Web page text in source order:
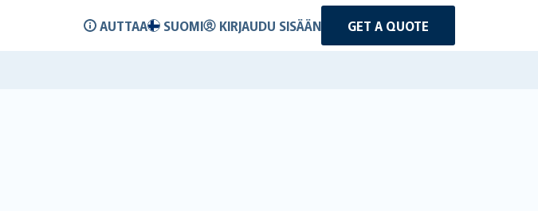
AUTTAA SUOMI KIRJAUDU SISÄÄN GET A QUOTE